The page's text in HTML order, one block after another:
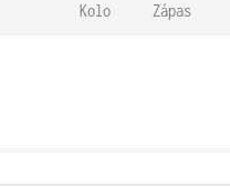
Kolo Zápas